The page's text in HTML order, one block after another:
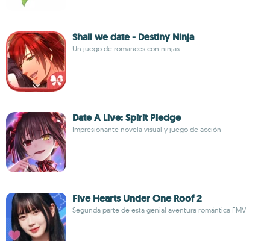
Shall we date - Destiny Ninja
Un juego de romances con ninjas
Date A Live: Spirit Pledge
Impresionante novela visual y juego de acción
Five Hearts Under One Roof 2
Segunda parte de esta genial aventura romántica FMV